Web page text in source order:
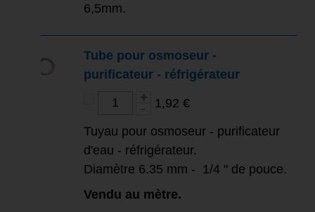
6,5mm.
Tube pour osmoseur -
purificateur - réfrigérateur
1,92 €
Tuyau pour osmoseur - purificateur
d'eau - réfrigérateur.
Diamètre 6.35 mm - 1/4 " de pouce.
Vendu au mètre.